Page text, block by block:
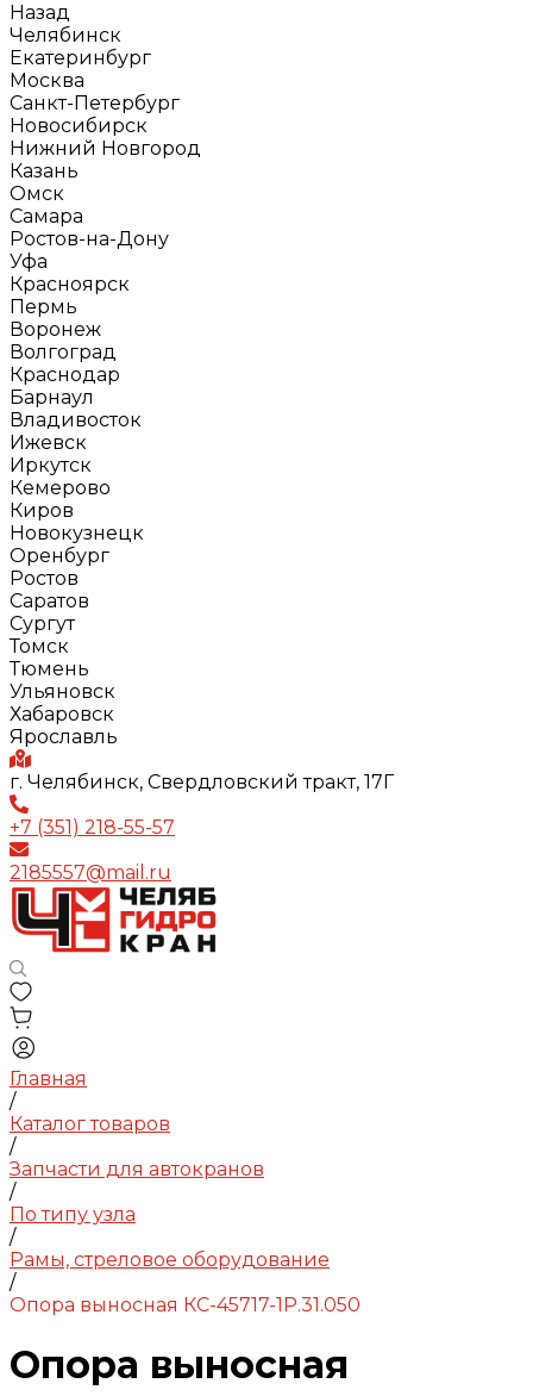
Назад
Челябинск
Екатеринбург
Москва
Санкт-Петербург
Новосибирск
Нижний Новгород
Казань
Омск
Самара
Ростов-на-Дону
Уфа
Красноярск
Пермь
Воронеж
Волгоград
Краснодар
Барнаул
Владивосток
Ижевск
Иркутск
Кемерово
Киров
Новокузнецк
Оренбург
Ростов
Саратов
Сургут
Томск
Тюмень
Ульяновск
Хабаровск
Ярославль
г. Челябинск, Свердловский тракт, 17Г
+7 (351) 218-55-57
2185557@mail.ru
Главная
/
Каталог товаров
/
Запчасти для автокранов
/
По типу узла
/
Рамы, стреловое оборудование
/
Опора выносная КС-45717-1Р.31.050
Опора выносная